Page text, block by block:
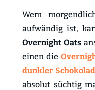
Wem
aufwändig ist,
Overnight Oats
einen die
dunkler
absolut süchtig